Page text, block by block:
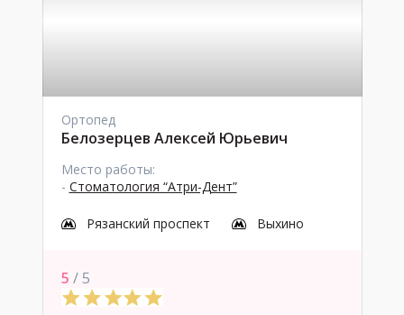
Ортопед
Белозерцев Алексей Юрьевич
Место работы:
- Стоматология “Атри-Дент”
Рязанский проспект Выхино
5 / 5